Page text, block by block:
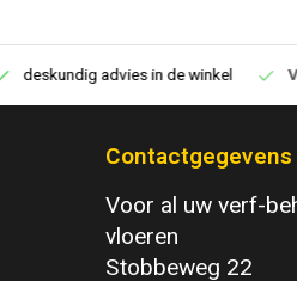
deskundig advies in de winkel
Contactgegevens
Voor al uw verf-
vloeren
Stobbeweg 22